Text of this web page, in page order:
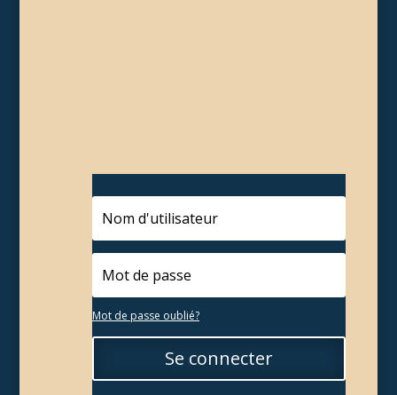
Mot de passe oublié?
Se connecter